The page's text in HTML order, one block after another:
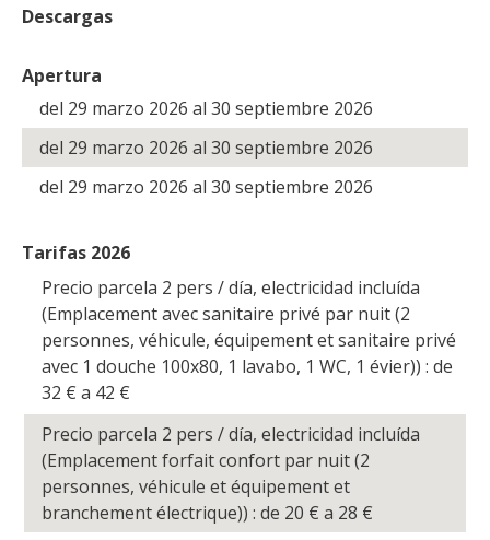
Descargas
Apertura
del 29 marzo 2026 al 30 septiembre 2026
del 29 marzo 2026 al 30 septiembre 2026
del 29 marzo 2026 al 30 septiembre 2026
Tarifas 2026
Precio parcela 2 pers / día, electricidad incluída
(Emplacement avec sanitaire privé par nuit (2
personnes, véhicule, équipement et sanitaire privé
avec 1 douche 100x80, 1 lavabo, 1 WC, 1 évier)) : de
32 € a 42 €
Precio parcela 2 pers / día, electricidad incluída
(Emplacement forfait confort par nuit (2
personnes, véhicule et équipement et
branchement électrique)) : de 20 € a 28 €